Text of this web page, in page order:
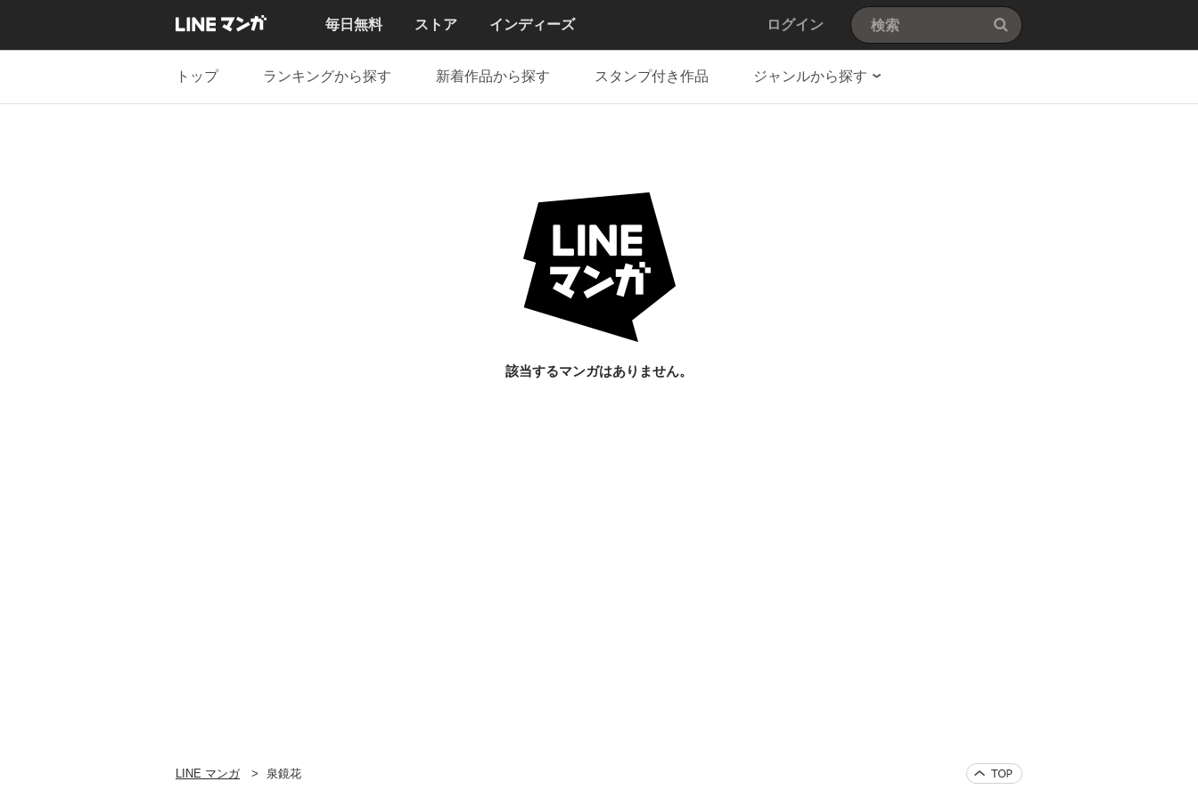
毎日無料 ストア インディーズ ログイン
トップ ランキングから探す 新着作品から探す スタンプ付き作品 ジャンルから探す
該当するマンガはありません。
LINE マンガ 泉鏡花